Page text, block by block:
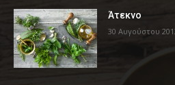
Άτεκνο
30 Αυγούστου